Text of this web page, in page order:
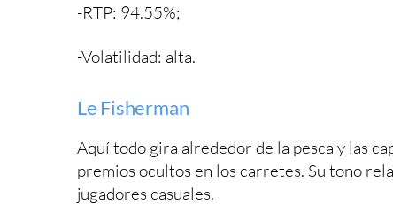
-RTP: 94.55%;
-Volatilidad: alta.
Le Fisherman
Aquí todo gira alrededor de la pesca y las
premios ocultos en los carretes. Su tono
jugadores casuales.